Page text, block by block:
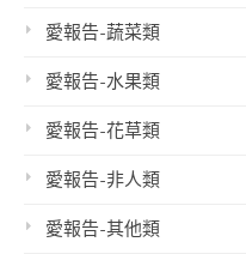
愛報告-蔬菜類
愛報告-水果類
愛報告-花草類
愛報告-非人類
愛報告-其他類